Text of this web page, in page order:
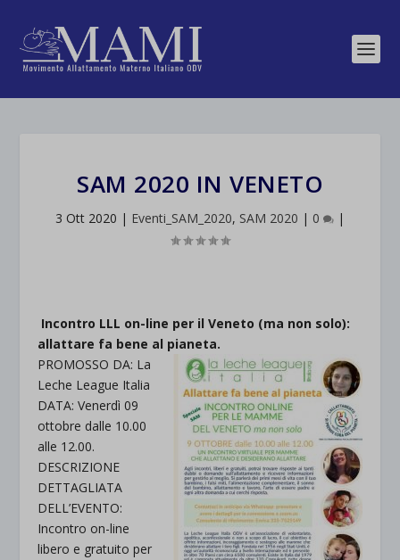
SAM 2020 IN VENETO
3 Ott 2020 | Eventi_SAM_2020, SAM 2020 | 0 |
Incontro LLL on-line per il Veneto (ma non solo):
allattare fa bene al pianeta.
PROMOSSO DA: La
Leche League Italia
DATA: Venerdì 09
ottobre dalle 10.00
alle 12.00.
DESCRIZIONE
DETTAGLIATA
DELL’EVENTO:
Incontro on-line
libero e gratuito per